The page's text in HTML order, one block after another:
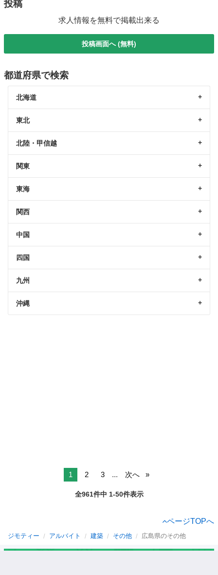
投稿
求人情報を無料で掲載出来る
投稿画面へ (無料)
都道府県で検索
北海道
東北
北陸・甲信越
関東
東海
関西
中国
四国
九州
沖縄
1 2 3 ... 次へ
全961件中 1-50件表示
ページTOPへ
ジモティー アルバイト 建築 その他 広島県のその他